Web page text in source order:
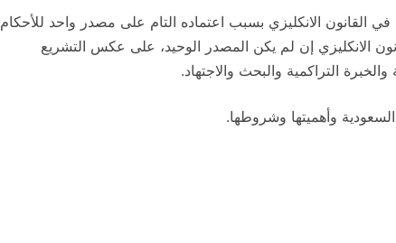
القانون الانكليزي بسبب اعتماده التام على مصدر واحد للأحكام
الانكليزي إن لم يكن المصدر الوحيد، على عكس التشريع
التراكمية والبحث والاجتهاد.
وأهميتها وشروطها.